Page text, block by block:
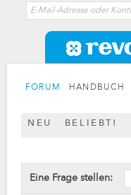
FORUM HANDBUCH
NEU BELIEBT!
Eine Frage stellen: